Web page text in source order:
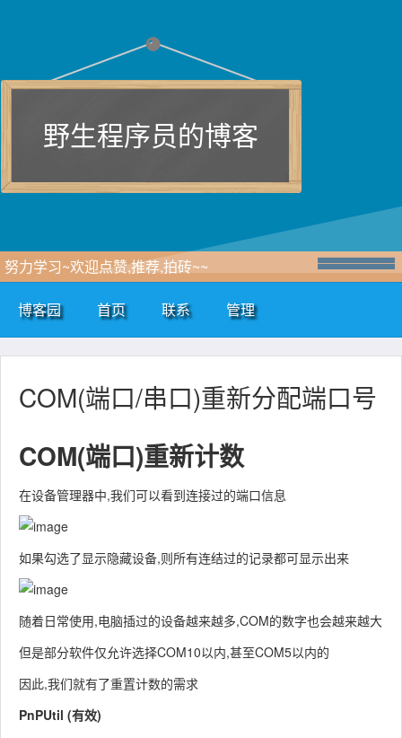
野生程序员的博客
努力学习~欢迎点赞,推荐,拍砖~~
博客园 首页 联系 管理
COM(端口/串口)重新分配端口号
COM(端口)重新计数
在设备管理器中,我们可以看到连接过的端口信息
如果勾选了显示隐藏设备,则所有连结过的记录都可显示出来
随着日常使用,电脑插过的设备越来越多,COM的数字也会越来越大
但是部分软件仅允许选择COM10以内,甚至COM5以内的
因此,我们就有了重置计数的需求
PnPUtil (有效)